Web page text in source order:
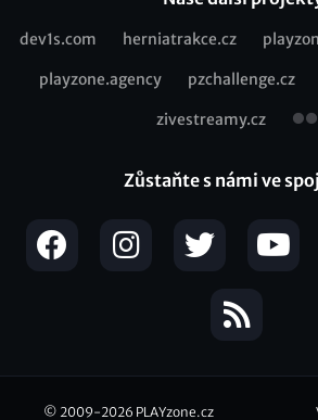
Recommended
dev1s.com herniatrakce.cz
playzone.agency pzchallenge.cz
zivestreamy.cz
Zůstaňte s námi ve
© 2009-2026 PLAYzone.cz